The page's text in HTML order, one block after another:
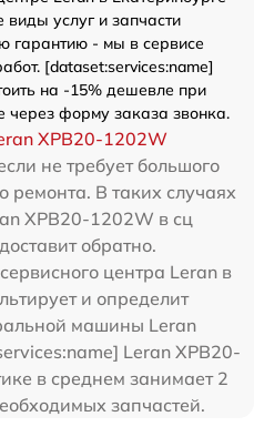
услуг и запчасти
гарантию - мы в сервисе
[dataset:services:name]
на -15% дешевле при
через форму заказа звонка.
XPB20-1202W
не требует большого
ремонта. В таких случаях
XPB20-1202W в сц
обратно.
центра Leran в
и определит
машины Leran
Leran XPB20-
в среднем занимает 2
запчастей.